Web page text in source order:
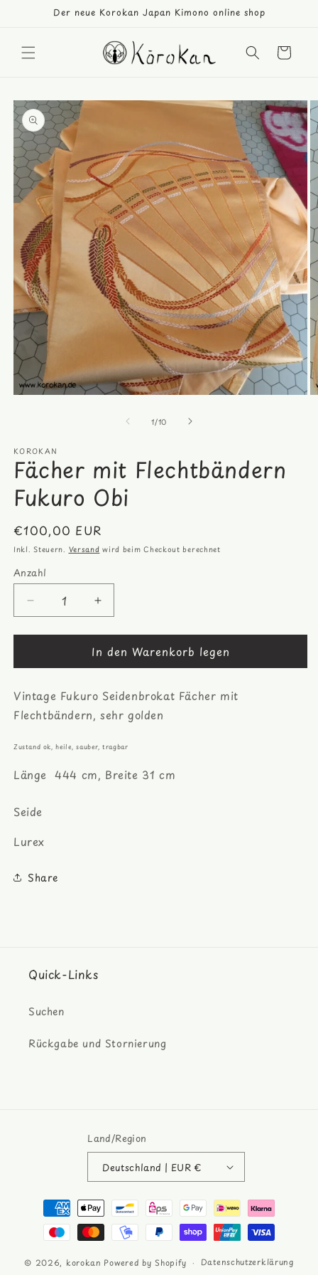
Der neue Korokan Japan Kimono online shop
Warenkorb
1/von
10
KOROKAN
Fächer mit Flechtbändern
Fukuro Obi
Normaler
Preis
€100,00 EUR
Inkl. Steuern. Versand wird beim Checkout berechnet
Anzahl
Anzahl
Verringere
die
Menge
Fächer
Flechtbändern
Fukuro
Erhöhe
die
Menge
für
Fächer
Flechtbändern
Fukuro
In den Warenkorb legen
Vintage Fukuro Seidenbrokat Fächer mit
Flechtbändern, sehr golden
Zustand ok, heile, sauber, tragbar
Länge 444 cm, Breite 31 cm
Seide
Lurex
Share
Quick-Links
Suchen
Rückgabe und Stornierung
Land/Region
Deutschland | EUR €
Zahlungsmethoden
© 2026, korokan Powered by Shopify Datenschutzerklärung